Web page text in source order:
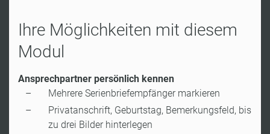
Ihre Möglichkeiten mit diesem
Modul
Ansprechpartner persönlich kennen
Mehrere Serienbriefempfänger markieren
Privatanschrift, Geburtstag, Bemerkungsfeld, bis
zu drei Bilder hinterlegen